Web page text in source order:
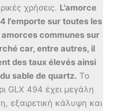
χρήσεις. L'amorce
l'emporte sur toutes les
communes sur
car, entre autres, il
des taux élevés ainsi
sable de quartz. Το
GLX 494 έχει μεγάλη
εξαιρετική κάλυψη και